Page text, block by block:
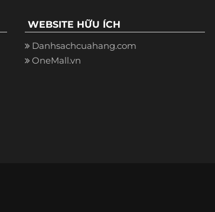
WEBSITE HỮU ÍCH
Danhsachcuahang.com
OneMall.vn